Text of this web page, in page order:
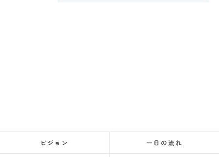
ビジョン 一日の流れ